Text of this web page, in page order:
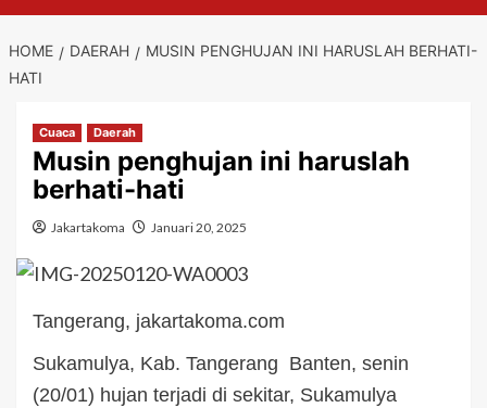
HOME DAERAH
MUSIN PENGHUJAN INI HARUSLAH BERHATI-
HATI
Cuaca Daerah
Musin penghujan ini haruslah
berhati-hati
Jakartakoma Januari 20, 2025
Tangerang, jakartakoma.com
Sukamulya, Kab. Tangerang Banten, senin
(20/01) hujan terjadi di sekitar, Sukamulya